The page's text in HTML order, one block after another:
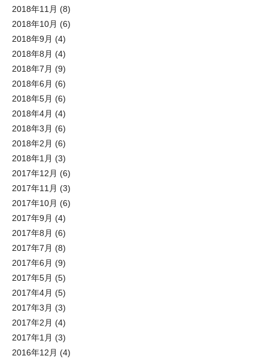
2018年11月 (8)
2018年10月 (6)
2018年9月 (4)
2018年8月 (4)
2018年7月 (9)
2018年6月 (6)
2018年5月 (6)
2018年4月 (4)
2018年3月 (6)
2018年2月 (6)
2018年1月 (3)
2017年12月 (6)
2017年11月 (3)
2017年10月 (6)
2017年9月 (4)
2017年8月 (6)
2017年7月 (8)
2017年6月 (9)
2017年5月 (5)
2017年4月 (5)
2017年3月 (3)
2017年2月 (4)
2017年1月 (3)
2016年12月 (4)